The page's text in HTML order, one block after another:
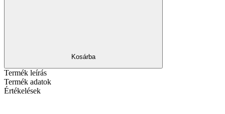
Kosárba
Termék leírás
Termék adatok
Értékelések